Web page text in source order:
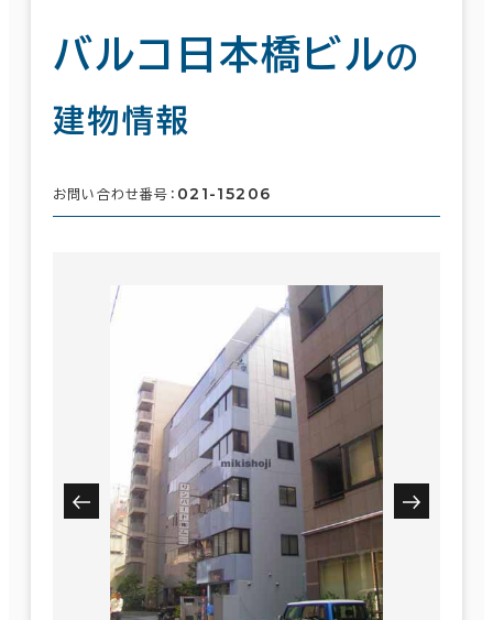
バルコ日本橋ビルの
建物情報
お問い合わせ番号： 021-15206